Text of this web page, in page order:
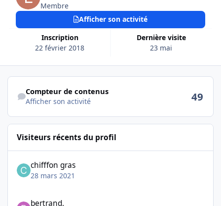
Membre
Inscription
22 février 2018
Dernière visite
23 mai
Afficher son activité
Afficher son activité
Compteur de contenus
Afficher son activité 49
Visiteurs récents du profil
chifffon gras
28 mars 2021
bertrand.